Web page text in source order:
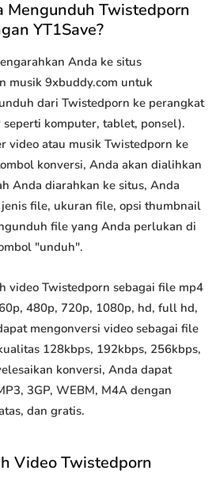
Mengunduh Twistedporn
YT1Save?
Anda ke situs
musik 9xbuddy.com untuk
dari Twistedporn ke perangkat
komputer, tablet, ponsel).
video atau musik Twistedporn ke
konversi, Anda akan dialihkan
Anda diarahkan ke situs, Anda
file, ukuran file, opsi thumbnail
file yang Anda perlukan di
"unduh".
video Twistedporn sebagai file mp4
480p, 720p, 1080p, hd, full hd,
mengonversi video sebagai file
128kbps, 192kbps, 256kbps,
konversi, Anda dapat
3GP, WEBM, M4A dengan
dan gratis.
Video Twistedporn